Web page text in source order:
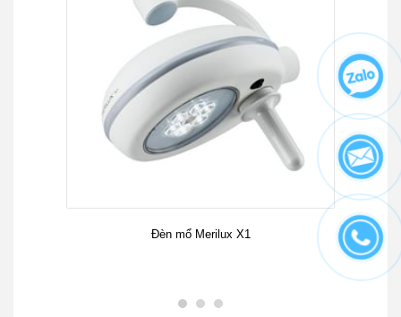
Đèn mổ Merilux X1